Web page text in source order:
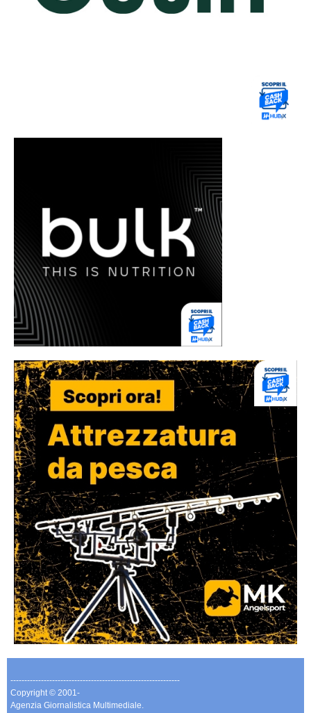
-------------------------------------------------------------
Copyright © 2001-
Agenzia Giornalistica Multimediale.